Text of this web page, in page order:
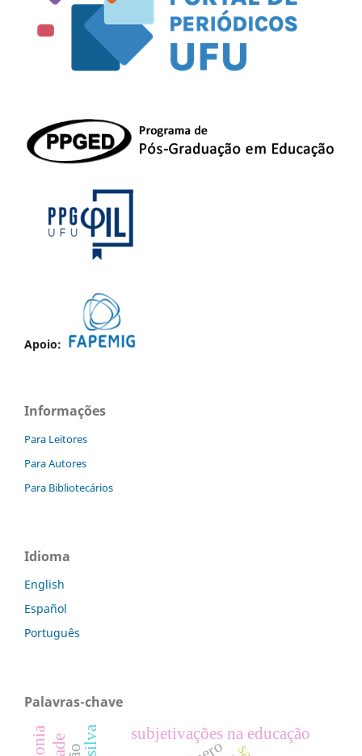
Apoio:
Informações
Para Leitores
Para Autores
Para Bibliotecários
Idioma
English
Español
Português
Palavras-chave
subjetivações na educação